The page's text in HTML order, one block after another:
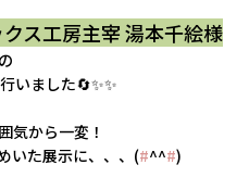
アフターサポート
ス工房主宰 湯本千絵様
の
いました🔄✨✨
気から一変！
いた展示に、、、(#^^#)